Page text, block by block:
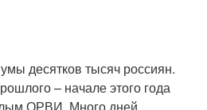
десятков тысяч россиян.
– начале этого года